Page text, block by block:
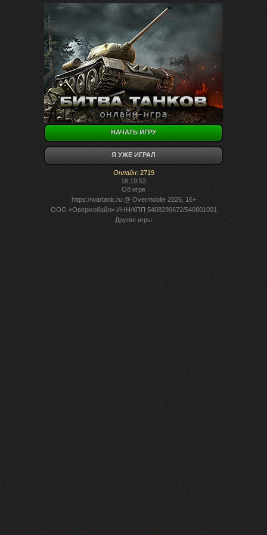
НАЧАТЬ ИГРУ
Я УЖЕ ИГРАЛ
Онлайн: 2719
16:19:53
Об игре
https://wartank.ru@ Overmobile 2026, 16+
ООО «Овермобайл» ИНН/КПП 5408290672/540801001
Другие игры